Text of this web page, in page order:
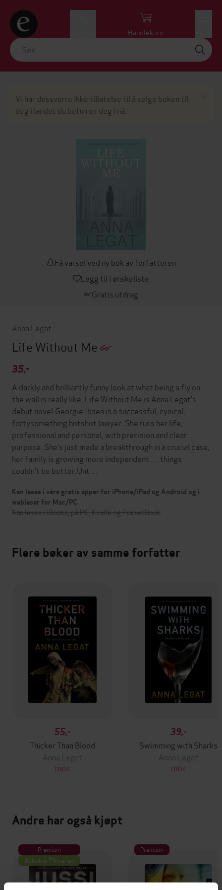
Handlekurv
Vi har dessverre ikke tillatelse til å selge boken til
deg i landet du befinner deg i nå.
Få varsel ved ny bok av forfatteren
Legg til i ønskeliste
Gratis utdrag
Anna Legat
Life Without Me
35,-
A darkly and brilliantly funny look at what being a fly on
the wall is really like, Life Without Me is Anna Legat’s
debut novel.Georgie Ibsen is a successful, cynical,
fortysomething hotshot lawyer. She runs her life,
professional and personal, with precision and clear
purpose. She’s just made a breakthrough in a crucial case,
her family is growing more independent … things
couldn’t be better.Unt…
Kan leses i våre gratis apper for iPhone/iPad og Android og i
webleser for Mac/PC
Kan leses i iBooks, på PC, Kindle og PocketBook
Flere bøker av samme forfatter
55,-
Thicker Than Blood
Anna Legat
EBOK
39,-
Swimming with Sharks
Anna Legat
EBOK
Andre har også kjøpt
Premium
Boka bak TV-serien
Premium